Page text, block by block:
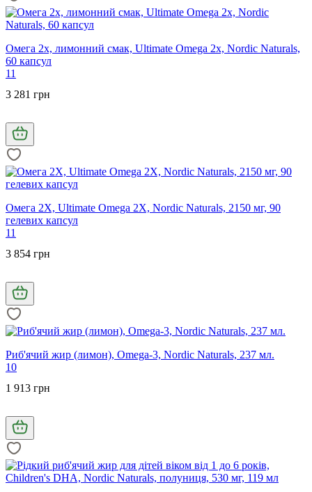
Омега 2х, лимонний смак, Ultimate Omega 2x, Nordic Naturals,
60 капсул
11
3 281 грн
Омега 2X, Ultimate Omega 2X, Nordic Naturals, 2150 мг, 90
гелевих капсул
11
3 854 грн
Риб'ячий жир (лимон), Omega-3, Nordic Naturals, 237 мл.
10
1 913 грн